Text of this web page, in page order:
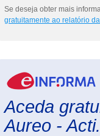
Se deseja obter mais
gratuitamente ao relatório
Aceda
Aureo -